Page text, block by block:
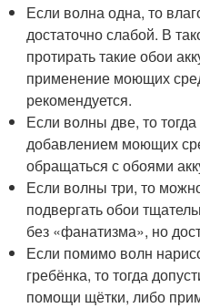
Если волна одна, то
достаточно слабой. В
протирать такие обои
применение моющих
рекомендуется.
Если волны две, то
добавлением моющих
обращаться с обоями
Если волны три, то
подвергать обои
без «фанатизма», но
Если помимо волн
гребёнка, то тогда
помощи щётки, либо